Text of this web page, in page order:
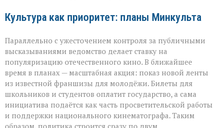
Культура как приоритет: планы Минкульта
Параллельно с ужесточением контроля за публичными
высказываниями ведомство делает ставку на
популяризацию отечественного кино. В ближайшее
время в планах — масштабная акция: показ новой ленты
из известной франшизы для молодёжи. Билеты для
школьников и студентов оплатит государство, а сама
инициатива подаётся как часть просветительской работы
и поддержки национального кинематографа. Таким